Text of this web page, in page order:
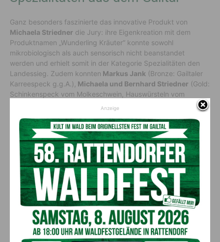
Ganz besonders faszinierte das innovative Produkt von
Michaela Striedner die Jury: ihre Eigenkreation mit dem
Produktnamen „Wunderling Kräuter“ konnte sowohl
mikrobiologisch als auch sensorisch nicht beanstandet
werden und erhielt somit in der Kategorie Spezialitäten den
Landessieg. Zudem konnten Markus Jank (Bronze: Gailtaler
Karreespeck g.g.A.), Michaela und Bernhard Striedner (Gold:
Schinkenspeck vom Molkeschwein, Hauswürsteln vom
Molkeschwein und Wunderling Kräuter) und Bergbauernhof
Hermagor erreichen. Seitens der Stadtgemeinde Hermagor-
Pressegger See gratulierte Bürgermeister DI Leopold Astner
den Bezirkssiegern sehr herzlich und übergab ihnen eine
kleine Aufmerksamkeit.
Text: © DV-Verband/Gerhard Kampitsch
Vorheriger Artikel
ÖBB-Graffiti-Bilanz 2023: Jeder
einzelne Fall wird konsequent
zur Anzeige gebracht
Nächster Artikel
Ist es eine gute Idee,
Ghostwriting zu nutzen?
Anzeige